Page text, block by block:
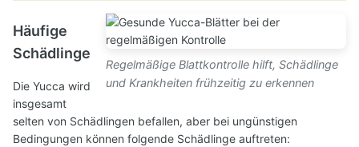
Regelmäßige Blattkontrolle hilft, Schädlinge
und Krankheiten frühzeitig zu erkennen
Häufige
Schädlinge
Die Yucca wird
insgesamt
selten von Schädlingen befallen, aber bei ungünstigen
Bedingungen können folgende Schädlinge auftreten: